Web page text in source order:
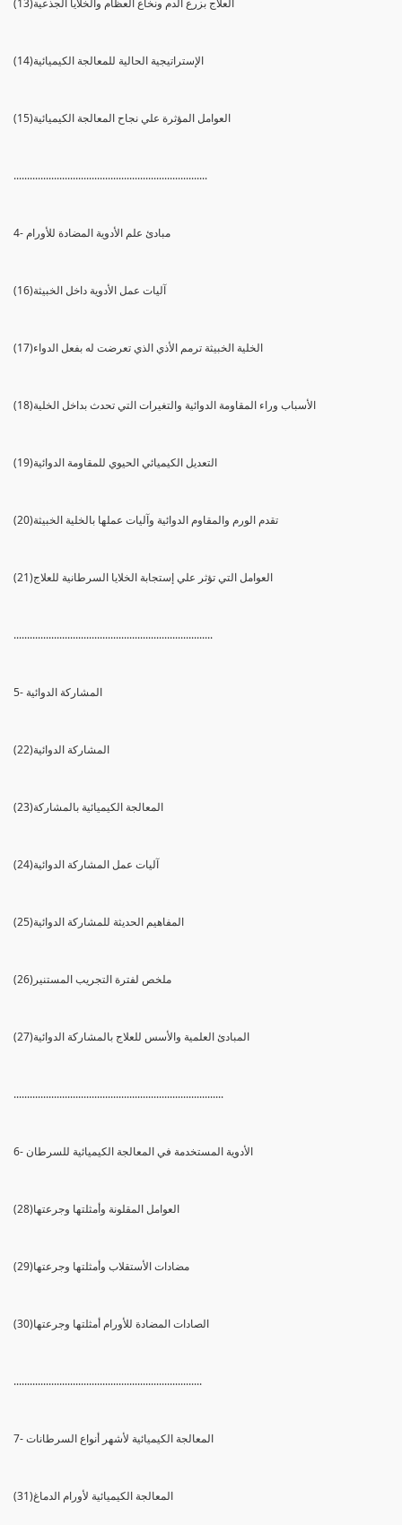
(14)الإستراتيجية الحالية للمعالجة الكيميائية
(15)العوامل المؤثرة علي نجاح المعالجة الكيميائية
........................................................................
4- مبادئ علم الأدوية المضادة للأورام
(16)آليات عمل الأدوية داخل الخبيثة
(17)الخلية الخبيثة ترمم الأذي الذي تعرضت له بفعل الدواء
(18)الأسباب وراء المقاومة الدوائية والتغيرات التي تحدث بداخل الخلية
(19)التعديل الكيميائي الحيوي للمقاومة الدوائية
(20)تقدم الورم والمقاوم الدوائية وآليات عملها بالخلية الخبيثة
(21)العوامل التي تؤثر علي إستجابة الخلايا السرطانية للعلاج
..........................................................................
5- المشاركة الدوائية
(22)المشاركة الدوائية
(23)المعالجة الكيميائية بالمشاركة
(24)آليات عمل المشاركة الدوائية
(25)المفاهيم الحديثة للمشاركة الدوائية
(26)ملخص لفترة التجريب المستنير
(27)المبادئ العلمية والأسس للعلاج بالمشاركة الدوائية
..............................................................................
6- الأدوية المستخدمة في المعالجة الكيميائية للسرطان
(28)العوامل المقلونة وأمثلتها وجرعتها
(29)مضادات الأستقلاب وأمثلتها وجرعتها
(30)الصادات المضادة للأورام أمثلتها وجرعتها
......................................................................
7- المعالجة الكيميائية لأشهر أنواع السرطانات
(31)المعالجة الكيميائية لأورام الدماغ